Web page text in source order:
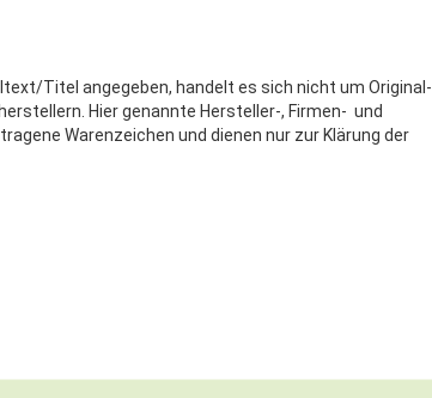
Titel angegeben, handelt es sich nicht um Original-
Hier genannte Hersteller-, Firmen- und
Warenzeichen und dienen nur zur Klärung der